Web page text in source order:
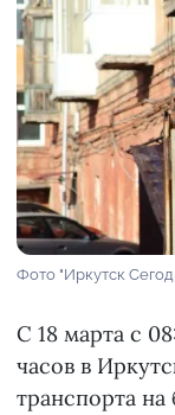
Фото "Иркутск
С 18 марта с
часов в
транспорта на